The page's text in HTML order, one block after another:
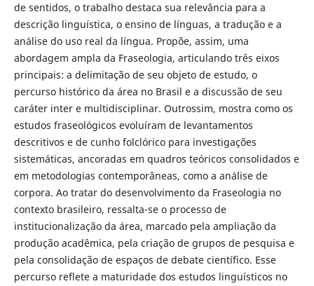
de sentidos, o trabalho destaca sua relevância para a
descrição linguística, o ensino de línguas, a tradução e a
análise do uso real da língua. Propõe, assim, uma
abordagem ampla da Fraseologia, articulando três eixos
principais: a delimitação de seu objeto de estudo, o
percurso histórico da área no Brasil e a discussão de seu
caráter inter e multidisciplinar. Outrossim, mostra como os
estudos fraseológicos evoluíram de levantamentos
descritivos e de cunho folclórico para investigações
sistemáticas, ancoradas em quadros teóricos consolidados e
em metodologias contemporâneas, como a análise de
corpora. Ao tratar do desenvolvimento da Fraseologia no
contexto brasileiro, ressalta-se o processo de
institucionalização da área, marcado pela ampliação da
produção acadêmica, pela criação de grupos de pesquisa e
pela consolidação de espaços de debate científico. Esse
percurso reflete a maturidade dos estudos linguísticos no